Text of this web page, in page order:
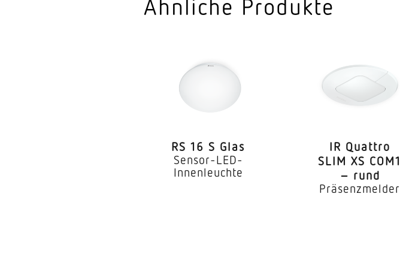
Ähnliche Produkte
RS 16 S Glas
Sensor-LED-
Innenleuchte
IR Quattro
SLIM XS COM1
– rund
Präsenzmelder